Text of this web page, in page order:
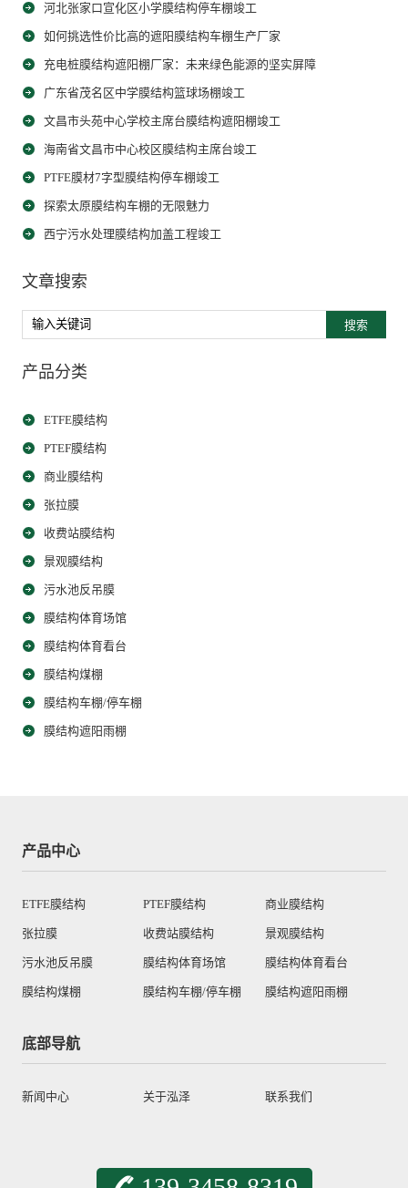
河北张家口宣化区小学膜结构停车棚竣工
如何挑选性价比高的遮阳膜结构车棚生产厂家
充电桩膜结构遮阳棚厂家：未来绿色能源的坚实屏障
广东省茂名区中学膜结构篮球场棚竣工
文昌市头苑中心学校主席台膜结构遮阳棚竣工
海南省文昌市中心校区膜结构主席台竣工
PTFE膜材7字型膜结构停车棚竣工
探索太原膜结构车棚的无限魅力
西宁污水处理膜结构加盖工程竣工
文章搜索
搜索
产品分类
ETFE膜结构
PTEF膜结构
商业膜结构
张拉膜
收费站膜结构
景观膜结构
污水池反吊膜
膜结构体育场馆
膜结构体育看台
膜结构煤棚
膜结构车棚/停车棚
膜结构遮阳雨棚
产品中心
ETFE膜结构 PTEF膜结构 商业膜结构
张拉膜 收费站膜结构 景观膜结构
污水池反吊膜 膜结构体育场馆 膜结构体育看台
膜结构煤棚 膜结构车棚/停车棚 膜结构遮阳雨棚
底部导航
新闻中心 关于泓泽 联系我们